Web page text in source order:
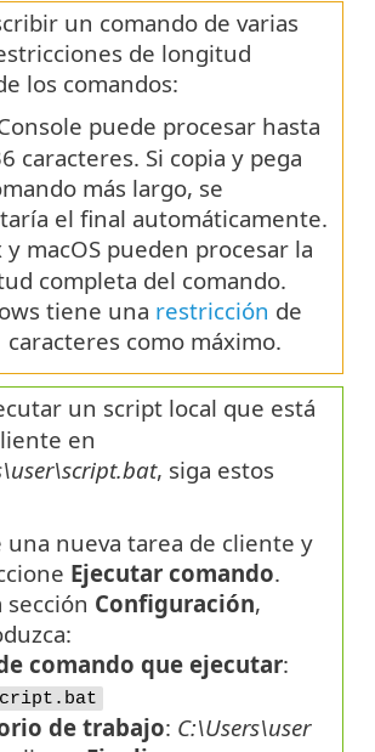
un comando de varias
de longitud
los comandos:
puede procesar hasta
caracteres. Si copia y pega
más largo, se
el final automáticamente.
y macOS pueden procesar la
completa del comando.
tiene una restricción de
caracteres como máximo.
un script local que está
en
, siga estos
una nueva tarea de cliente y
Ejecutar comando.
sección Configuración,
comando que ejecutar:
de trabajo: C:\Users\user